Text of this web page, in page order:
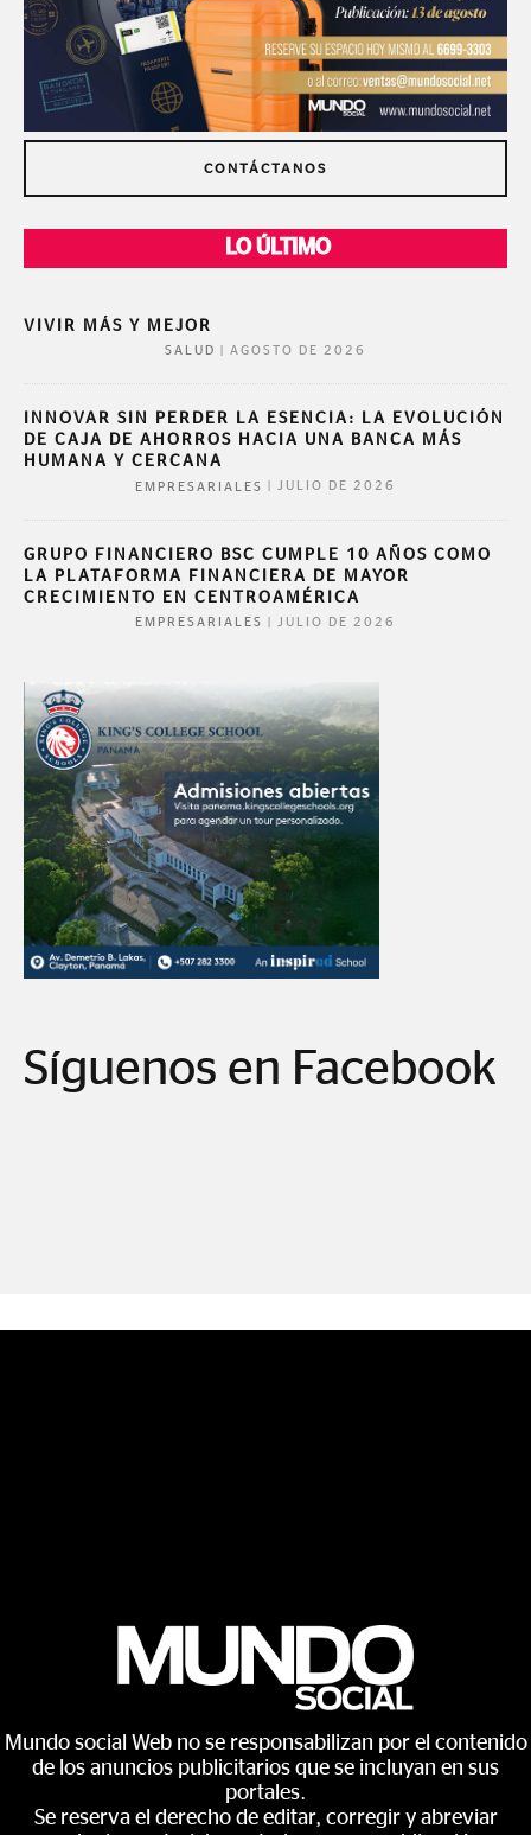
CONTÁCTANOS
LO ÚLTIMO
VIVIR MÁS Y MEJOR
SALUD AGOSTO DE 2026
INNOVAR SIN PERDER LA ESENCIA: LA EVOLUCIÓN
DE CAJA DE AHORROS HACIA UNA BANCA MÁS
HUMANA Y CERCANA
EMPRESARIALES JULIO DE 2026
GRUPO FINANCIERO BSC CUMPLE 10 AÑOS COMO
LA PLATAFORMA FINANCIERA DE MAYOR
CRECIMIENTO EN CENTROAMÉRICA
EMPRESARIALES JULIO DE 2026
Síguenos en Facebook
Mundo social Web no se responsabilizan por el contenido
de los anuncios publicitarios que se incluyan en sus
portales.
Se reserva el derecho de editar, corregir y abreviar